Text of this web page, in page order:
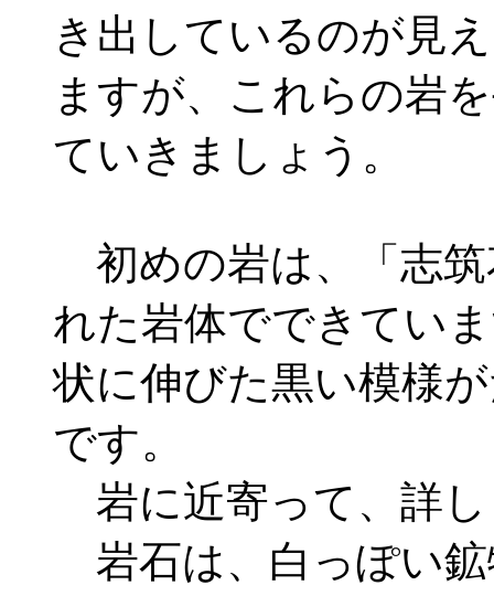
き出しているのが見
ますが、これらの岩
ていきましょう。
初めの岩は、「志
れた岩体でできてい
状に伸びた黒い模様
です。
岩に近寄って、詳
岩石は、白っぽい